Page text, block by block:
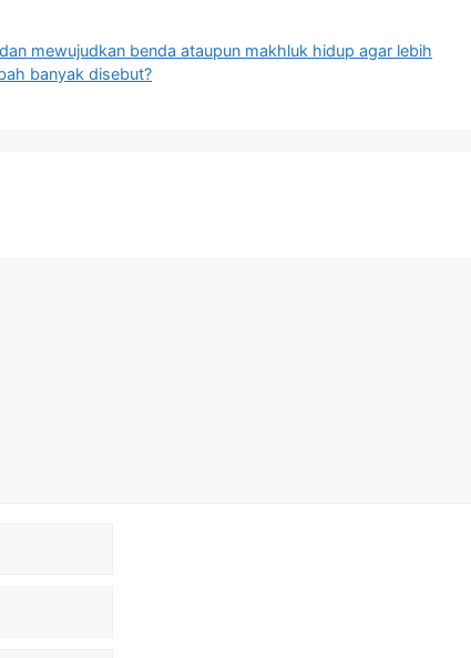
mewujudkan benda ataupun makhluk hidup agar lebih
banyak disebut?